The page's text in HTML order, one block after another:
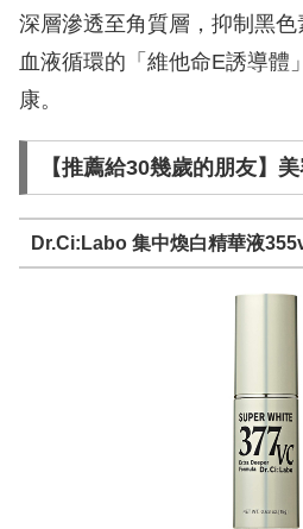
深層滲透至角質層，抑制黑
血液循環的「維他命E誘導體
康。
【推薦給30幾歲的朋友】
Dr.Ci:Labo 集中煥白精華液